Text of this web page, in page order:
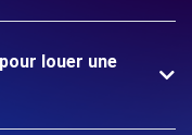
louer une